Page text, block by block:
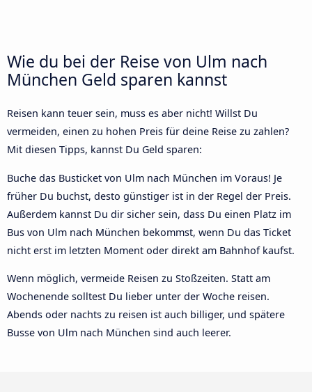
Wie du bei der Reise von Ulm nach
München Geld sparen kannst
Reisen kann teuer sein, muss es aber nicht! Willst Du
vermeiden, einen zu hohen Preis für deine Reise zu zahlen?
Mit diesen Tipps, kannst Du Geld sparen:
Buche das Busticket von Ulm nach München im Voraus! Je
früher Du buchst, desto günstiger ist in der Regel der Preis.
Außerdem kannst Du dir sicher sein, dass Du einen Platz im
Bus von Ulm nach München bekommst, wenn Du das Ticket
nicht erst im letzten Moment oder direkt am Bahnhof kaufst.
Wenn möglich, vermeide Reisen zu Stoßzeiten. Statt am
Wochenende solltest Du lieber unter der Woche reisen.
Abends oder nachts zu reisen ist auch billiger, und spätere
Busse von Ulm nach München sind auch leerer.